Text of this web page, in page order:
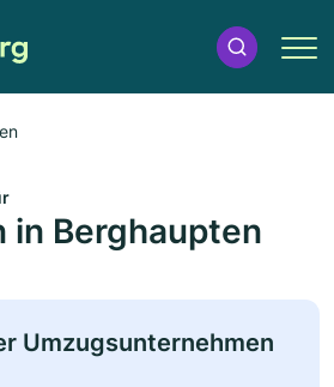
in Berghaupten
Umzugsunternehmen